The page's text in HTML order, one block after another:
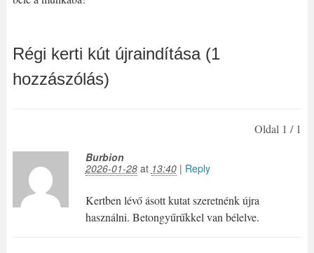
Régi kerti kút újraindítása (1
hozzászólás)
Oldal 1 / 1
Burbion
2026-01-28at 13:40| Reply
Kertben lévő ásott kutat szeretnénk újra
használni. Betongyűrűkkel van bélelve.